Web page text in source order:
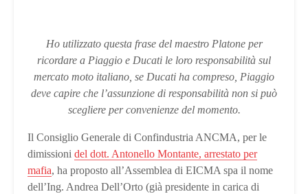
Ho utilizzato questa frase del maestro Platone per
ricordare a Piaggio e Ducati le loro responsabilità sul
mercato moto italiano, se Ducati ha compreso, Piaggio
deve capire che l’assunzione di responsabilità non si può
scegliere per convenienze del momento.
Il Consiglio Generale di Confindustria ANCMA, per le
dimissioni del dott. Antonello Montante, arrestato per
mafia, ha proposto all’Assemblea di EICMA spa il nome
dell’Ing. Andrea Dell’Orto (già presidente in carica di